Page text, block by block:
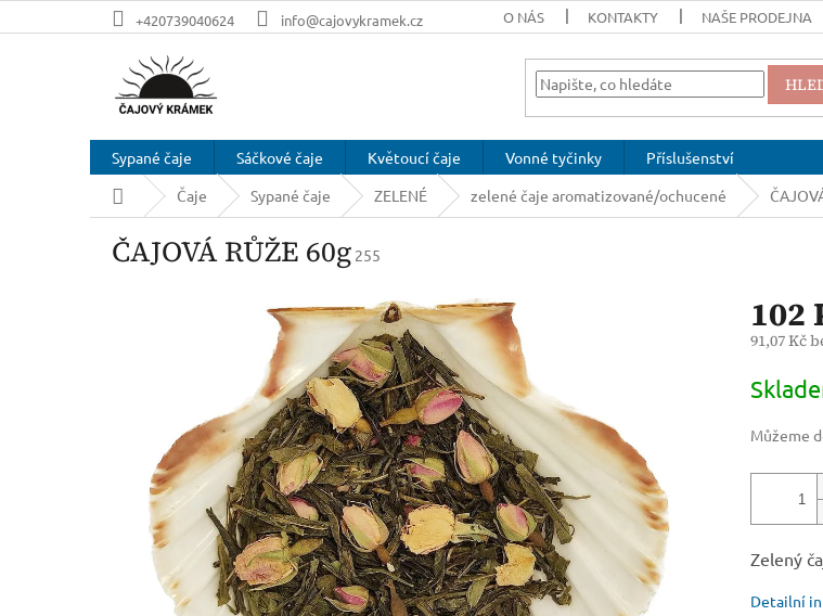
na
+420739040624 info@cajovykramek.cz O NÁS KONTAKTY NAŠE PRODEJNA
Sypané čaje Sáčkové čaje Květoucí čaje Vonné tyčinky
Příslušenství
Domů
Čaje Sypané čaje ZELENÉ zelené čaje aromatizované/ochucené
ČAJOVÁ RŮŽE 60g 255
102
91,07 Kč
cena:
Můžeme
Zelený
Detailní